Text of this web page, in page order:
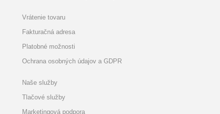
Vrátenie tovaru
Fakturačná adresa
Platobné možnosti
Ochrana osobných údajov a GDPR
Naše služby
Tlačové služby
Marketingová podpora